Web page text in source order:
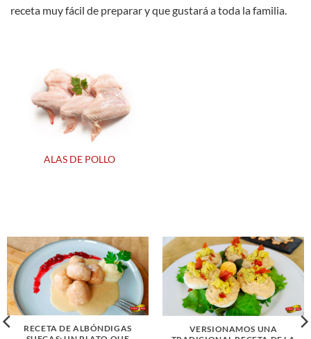
receta muy fácil de preparar y que gustará a toda la familia.
ALAS DE POLLO
RECETA DE ALBÓNDIGAS
VERSIONAMOS UNA